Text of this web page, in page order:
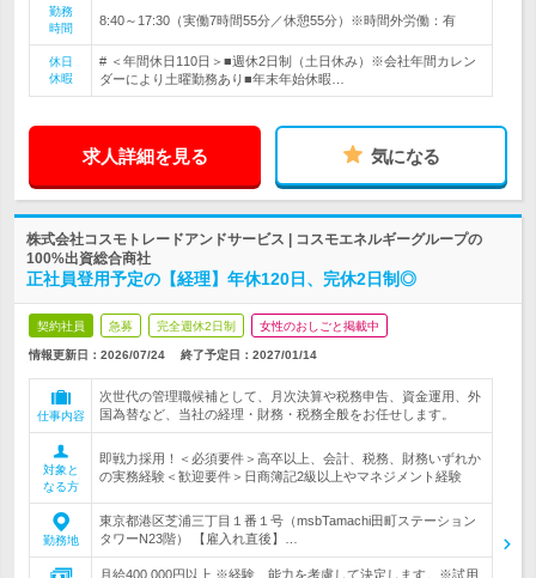
勤務
時間
8:40～17:30（実働7時間55分／休憩55分）※時間外労働：有
休日
休暇
# ＜年間休日110日＞■週休2日制（土日休み）※会社年間カレン
ダーにより土曜勤務あり■年末年始休暇…
求人詳細を見る 気になる
株式会社コスモトレードアンドサービス | コスモエネルギーグループの
100%出資総合商社
正社員登用予定の【経理】年休120日、完休2日制◎
契約社員 急募 完全週休2日制 女性のおしごと掲載中
情報更新日：2026/07/24 終了予定日： 2027/01/14
仕事内容
次世代の管理職候補として、月次決算や税務申告、資金運用、外
国為替など、当社の経理・財務・税務全般をお任せします。
対象と
なる方
即戦力採用！＜必須要件＞高卒以上、会計、税務、財務いずれか
の実務経験＜歓迎要件＞日商簿記2級以上やマネジメント経験
勤務地
東京都港区芝浦三丁目１番１号（msbTamachi田町ステーション
タワーN23階） 【雇入れ直後】…
月給400,000円以上 ※経験、能力を考慮して決定します。※試用